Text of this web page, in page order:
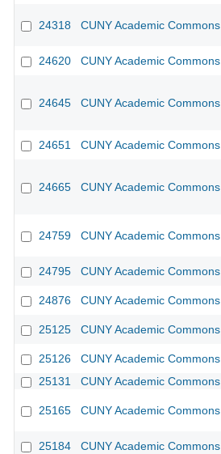
24318 CUNY Academic Commons
24620 CUNY Academic Commons
24645 CUNY Academic Commons
24651 CUNY Academic Commons
24665 CUNY Academic Commons
24759 CUNY Academic Commons
24795 CUNY Academic Commons
24876 CUNY Academic Commons
25125 CUNY Academic Commons
25126
CUNY Academic Commons
25131
CUNY Academic Commons
25165 CUNY Academic Commons
25184 CUNY Academic Commons